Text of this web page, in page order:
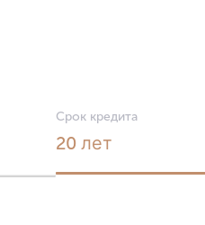
Срок кредита
20 лет